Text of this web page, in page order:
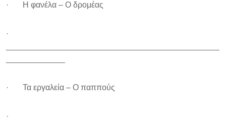
· Η φανέλα – Ο δρομέας
·
· Τα εργαλεία – Ο παππούς
·